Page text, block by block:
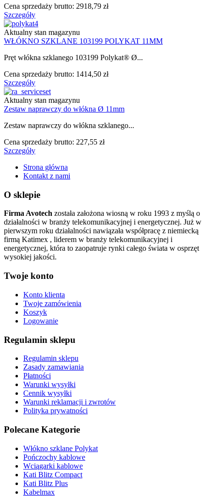
Cena sprzedaży brutto: 2918,79 zł
Szczegóły
Aktualny stan magazynu
WŁÓKNO SZKLANE 103199 POLYKAT 11MM
Pręt włókna szklanego 103199 Polykat® Ø...
Cena sprzedaży brutto: 1414,50 zł
Szczegóły
Aktualny stan magazynu
Zestaw naprawczy do włókna Ø 11mm
Zestaw naprawczy do włókna szklanego...
Cena sprzedaży brutto: 227,55 zł
Szczegóły
Strona główna
Kontakt z nami
O sklepie
Firma Avotech została założona wiosną w roku 1993 z myślą o
działalności w branży telekomunikacyjnej i energetycznej. Już w
pierwszym roku działalności nawiązała współpracę z niemiecką
firmą Katimex , liderem w branży telekomunikacyjnej i
energetycznej, która to zaopatruje rynki całego świata w osprzęt
wysokiej jakości.
Twoje konto
Konto klienta
Twoje zamówienia
Koszyk
Logowanie
Regulamin sklepu
Regulamin sklepu
Zasady zamawiania
Płatności
Warunki wysyłki
Cennik wysyłki
Warunki reklamacji i zwrotów
Polityka prywatności
Polecane Kategorie
Włókno szklane Polykat
Pończochy kablowe
Wciągarki kablowe
Kati Blitz Compact
Kati Blitz Plus
Kabelmax